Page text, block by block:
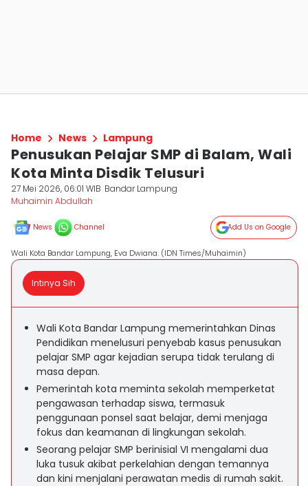
Home News Lampung
Penusukan Pelajar SMP di Balam, Wali
Kota Minta Disdik Telusuri
27 Mei 2026, 06:01 WIB Bandar Lampung
Muhaimin Abdullah
News Channel Add Us on Google
Wali Kota Bandar Lampung, Eva Dwiana. (IDN Times/Muhaimin)
Intinya Sih
Wali Kota Bandar Lampung memerintahkan Dinas
Pendidikan menelusuri penyebab kasus penusukan
pelajar SMP agar kejadian serupa tidak terulang di
masa depan.
Pemerintah kota meminta sekolah memperketat
pengawasan terhadap siswa, termasuk
penggunaan ponsel saat belajar, demi menjaga
fokus dan keamanan di lingkungan sekolah.
Seorang pelajar SMP berinisial VI mengalami dua
luka tusuk akibat perkelahian dengan temannya
dan kini menjalani perawatan medis di rumah sakit.